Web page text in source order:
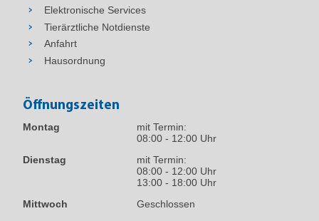
Elektronische Services
Tierärztliche Notdienste
Anfahrt
Hausordnung
Öffnungszeiten
Montag
mit Termin:
08:00 - 12:00 Uhr
Dienstag
mit Termin:
08:00 - 12:00 Uhr
13:00 - 18:00 Uhr
Mittwoch
Geschlossen